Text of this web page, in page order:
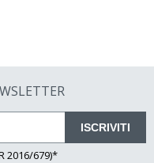
ISCRIVITI
2016/679)*